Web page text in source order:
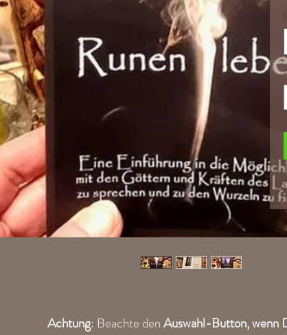
Achtung: Beachte denAuswahl-Button, wenn